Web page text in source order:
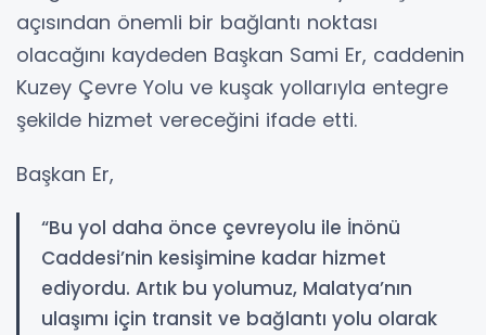
açısından önemli bir bağlantı noktası
olacağını kaydeden Başkan Sami Er, caddenin
Kuzey Çevre Yolu ve kuşak yollarıyla entegre
şekilde hizmet vereceğini ifade etti.
Başkan Er,
“Bu yol daha önce çevreyolu ile İnönü
Caddesi’nin kesişimine kadar hizmet
ediyordu. Artık bu yolumuz, Malatya’nın
ulaşımı için transit ve bağlantı yolu olarak